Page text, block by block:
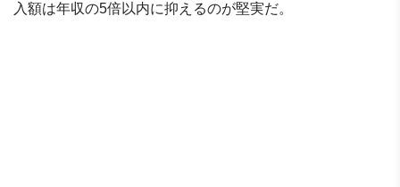
入額は年収の5倍以内に抑えるのが堅実だ。